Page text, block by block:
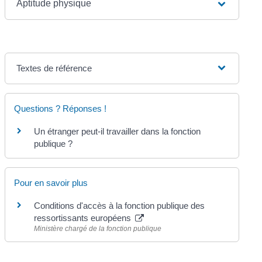
Aptitude physique
Textes de référence
Questions ? Réponses !
Un étranger peut-il travailler dans la fonction
publique ?
Pour en savoir plus
Conditions d'accès à la fonction publique des
ressortissants européens
Ministère chargé de la fonction publique